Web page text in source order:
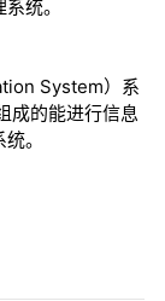
统。
System）系
成的能进行信息
。